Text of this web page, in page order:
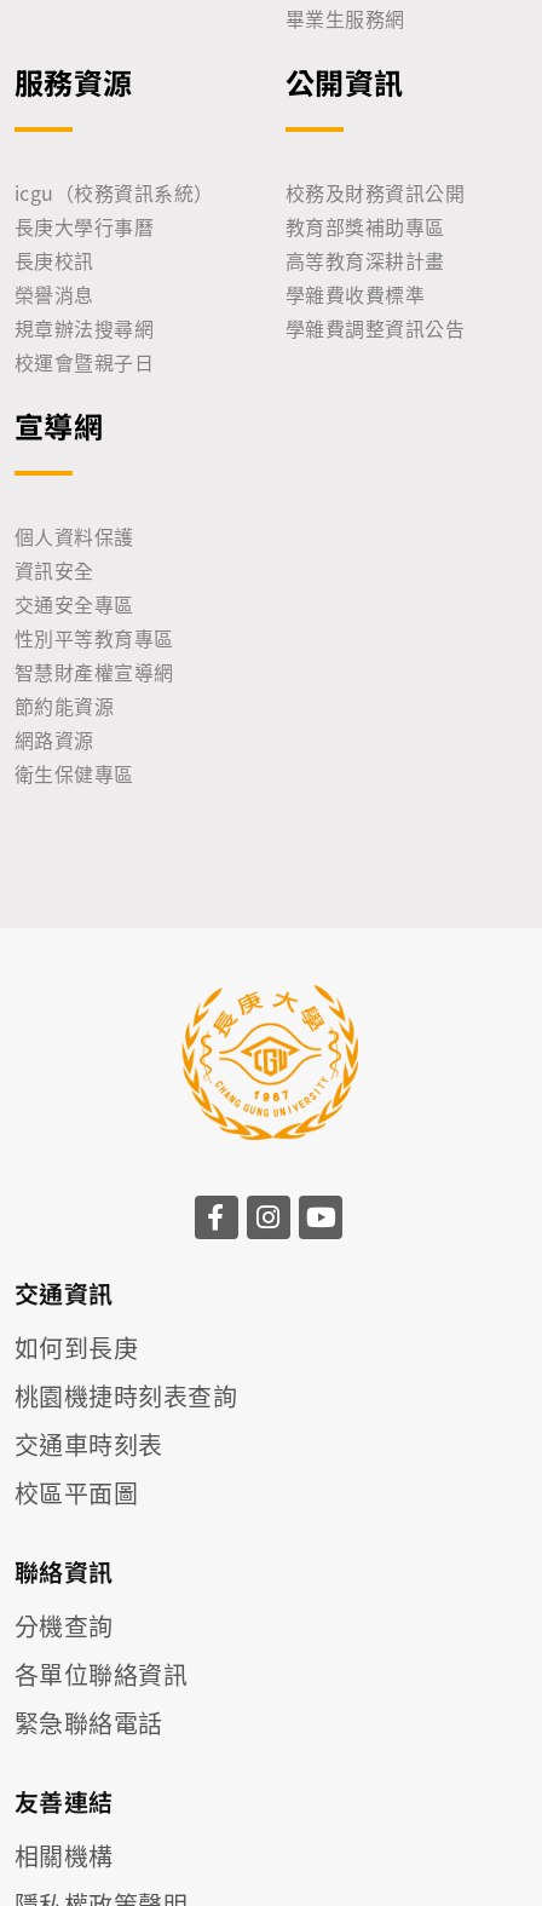
畢業生服務網
服務資源
icgu（校務資訊系統）
長庚大學行事曆
長庚校訊
榮譽消息
規章辦法搜尋網
校運會暨親子日
公開資訊
校務及財務資訊公開
教育部獎補助專區
高等教育深耕計畫
學雜費收費標準
學雜費調整資訊公告
宣導網
個人資料保護
資訊安全
交通安全專區
性別平等教育專區
智慧財產權宣導網
節約能資源
網路資源
衛生保健專區
前往長庚大學facebook
前往長庚大學
交通資訊
如何到長庚
桃園機捷時刻表查詢
交通車時刻表
校區平面圖
聯絡資訊
分機查詢
各單位聯絡資訊
緊急聯絡電話
友善連結
相關機構